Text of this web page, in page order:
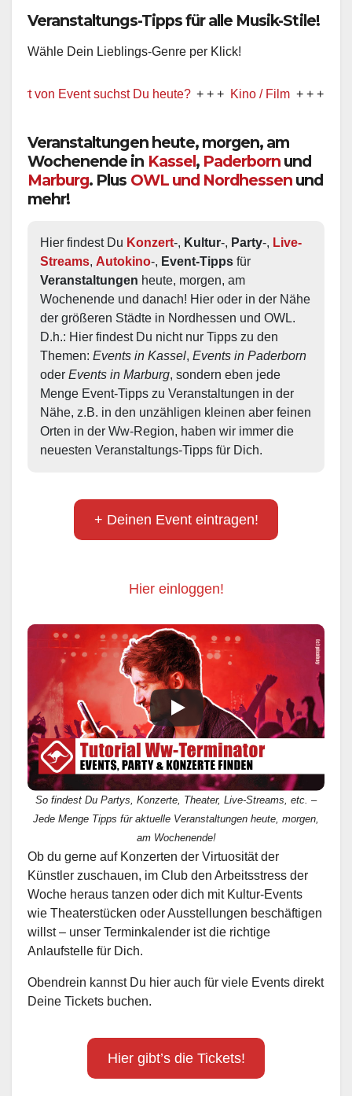
Veranstaltungs-Tipps für alle Musik-Stile!
Wähle Dein Lieblings-Genre per Klick!
Event suchst Du heute? + + + Kino / Film + + + Ww
Veranstaltungen heute, morgen, am
Wochenende in Kassel, Paderborn und
Marburg. Plus OWL und Nordhessen und
mehr!
Hier findest Du Konzert-, Kultur-, Party-, Live-
Streams, Autokino-, Event-Tipps
Veranstaltungen heute, morgen, am
Wochenende und danach! Hier oder in der Nähe
der größeren Städte in Nordhessen und OWL.
D.h.: Hier findest Du nicht nur Tipps zu den
Themen: Events in Kassel, Events in Paderborn
oder Events in Marburg, sondern eben jede
Menge Event-Tipps zu Veranstaltungen in der
Nähe, z.B. in den unzähligen kleinen aber feinen
Orten in der Ww-Region, haben wir immer die
neuesten Veranstaltungs-Tipps für Dich.
+ Deinen Event eintragen!
Hier einloggen!
So findest Du Partys, Konzerte, Theater, Live-Streams, etc. –
Jede Menge Tipps für aktuelle Veranstaltungen heute, morgen,
am Wochenende!
Ob du gerne auf Konzerten der Virtuosität der
Künstler zuschauen, im Club den Arbeitsstress der
Woche heraus tanzen oder dich mit Kultur-Events
wie Theaterstücken oder Ausstellungen beschäftigen
willst – unser Terminkalender ist die richtige
Anlaufstelle für Dich.
Obendrein kannst Du hier auch für viele Events direkt
Deine Tickets buchen.
Hier gibt’s die Tickets!